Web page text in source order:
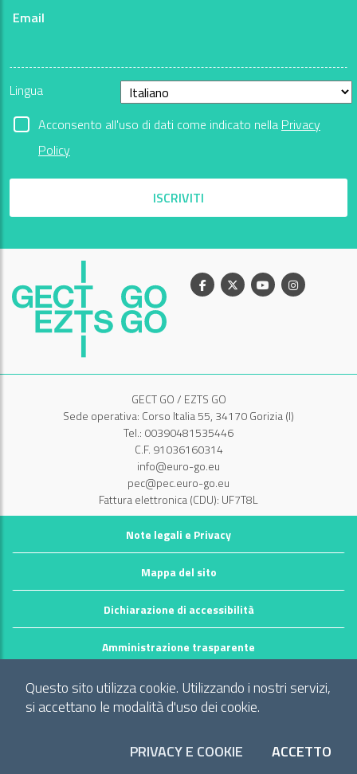
Questo sito utilizza cookie. Utilizzando i nostri servizi,
si accettano le modalità d'uso dei cookie.
PRIVACY E COOKIE ACCETTO
Email
Lingua
Acconsento all'uso di dati come indicato nella Privacy
Policy
ISCRIVITI
Facebook
X YoutubeInstagram
GECT GO / EZTS GO
Sede operativa: Corso Italia 55, 34170 Gorizia (I)
Tel.: 00390481535446
C.F. 91036160314
info@euro-go.eu
pec@pec.euro-go.eu
Fattura elettronica (CDU): UF7T8L
Note legali e Privacy
Mappa del sito
Dichiarazione di accessibilità
Amministrazione trasparente
©2026 GECT GO / EZTS GO
Realizzato da infoFactory Web Agency.
"Territorio dei comuni: Comune di Gorizia (I), Mestna občina Nova